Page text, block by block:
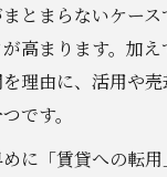
とまらないケー
高まります。加
理由に、活用や
です。
に「賃貸への転